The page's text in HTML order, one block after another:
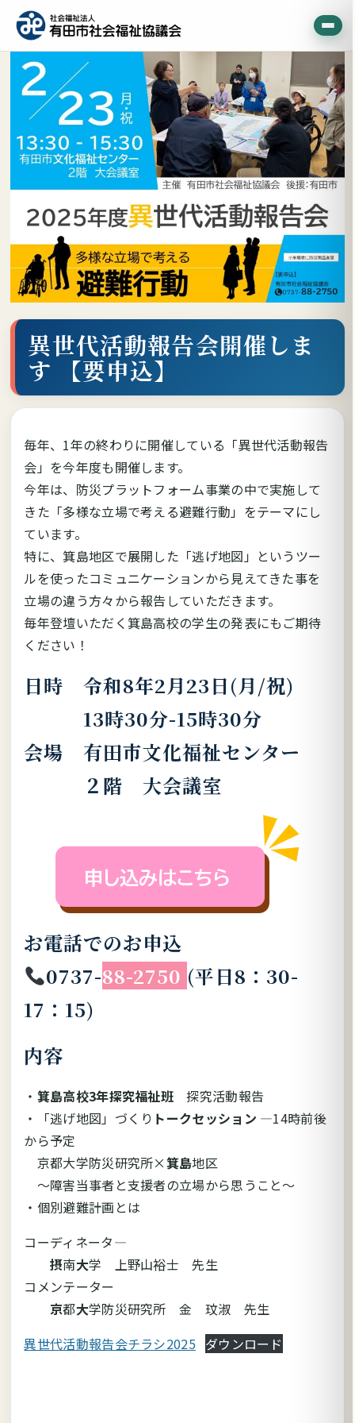
異世代活動報告会開催しま
す 【要申込】
毎年、1年の終わりに開催している「異世代活動報告
会」を今年度も開催します。
今年は、防災プラットフォーム事業の中で実施して
きた「多様な立場で考える避難行動」をテーマにし
ています。
特に、箕島地区で展開した「逃げ地図」というツー
ルを使ったコミュニケーションから見えてきた事を
立場の違う方々から報告していただきます。
毎年登壇いただく箕島高校の学生の発表にもご期待
ください！
日時 令和8年2月23日(月/祝)
13時30分-15時30分
会場 有田市文化福祉センター
２階 大会議室
お電話でのお申込
0737-88-2750 (平日8：30-
17：15)
内容
・ 箕島高校3年探究福祉班 探究活動報告
・「逃げ地図」づくり トークセッション ―14時前後
から予定
京都大学防災研究所×箕島地区
～障害当事者と支援者の立場から思うこと～
・個別避難計画とは
コーディネータ―
摂南大学 上野山裕士 先生
コメンテーター
京都大学防災研究所 金 玟淑 先生
異世代活動報告会チラシ2025 ダウンロード